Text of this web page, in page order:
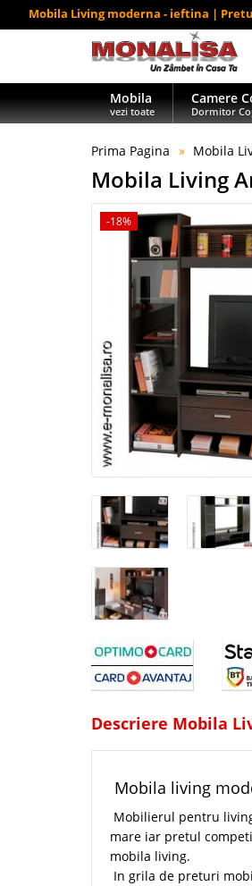
Mobila Living moderna - ieftina |
Mobila
vezi toate
Camere
Dormitor
Prima Pagina Mobila
Mobila Living
-18%
Descriere Mobila
Mobila living
Mobilierul pentru
mare iar pretul
mobila living.
In grila de preturi